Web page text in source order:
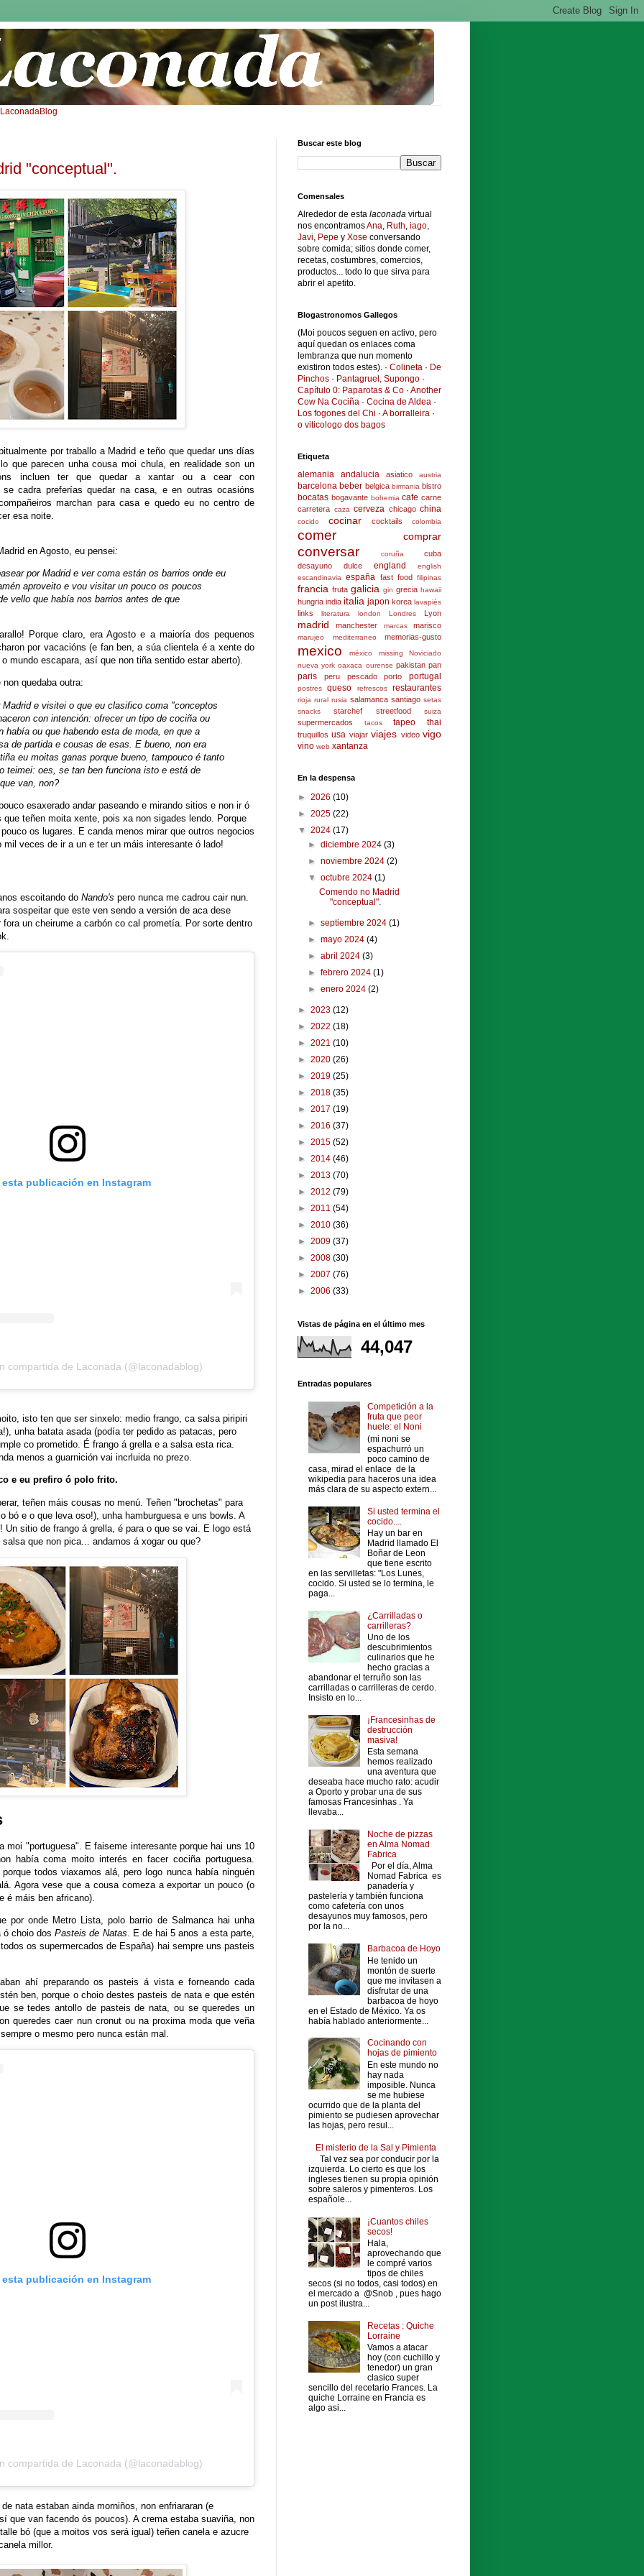
"conceptual".
por traballo a Madrid e teño que quedar uns días
que parecen unha cousa moi chula, en realidade son un
incluen ter que quedar a xantar ou a cear con
se cadra preferías quedar na casa, e en outras ocasións
marchan para casa e quedo eu no centro de
esa noite.
en Agosto, eu pensei:
por Madrid e ver coma están os barrios onde eu
aproveito e vou visitar un pouco os poucos
vello que había nos barrios antes de que
Porque claro, era Agosto e a maioría dos pequenos
por vacacións (e fan ben, a súa clientela é a xente do
mundo escapara, así que non tiña sentido estar aberto).
quedaba outra:
e visitei o que eu clasifico coma "conceptos
con intención: ofrecer un tipo de cociña ou
había ou que habendo esta de moda, en que a
de partida e cousas de esas. E bueno, non era
eu moitas ganas porque bueno, tampouco é tanto
teimei: oes, se tan ben funciona isto e está de
van, non?
esaxerado andar paseando e mirando sitios e non ir ó
teñen moita xente, pois xa non sigades lendo. Porque
os lugares. E canda menos mirar que outros negocios
mil veces de ir a un e ter un máis interesante ó lado!
escoitando do Nando's pero nunca me cadrou cair nun.
sospeitar que este ven sendo a versión de aca dese
un cheirume a carbón co cal prometía. Por sorte dentro
esta publicación en Instagram
compartida de Laconada (@laconadablog)
isto ten que ser sinxelo: medio frango, ca salsa piripiri
unha batata asada (podía ter pedido as patacas, pero
co prometido. É frango á grella e a salsa esta rica.
menos a guarnición vai incrluida no prezo.
e eu prefiro ó polo frito.
teñen máis cousas no menú. Teñen "brochetas" para
bó e o que leva oso!), unha hamburguesa e uns bowls. A
Un sitio de frango á grella, é para o que se vai. E logo está
que non pica... andamos á xogar ou que?
moi "portuguesa". E faiseme interesante porque hai uns 10
había coma moito interés en facer cociña portuguesa.
todos viaxamos alá, pero logo nunca había ninguén
Agora vese que a cousa comeza a exportar un pouco (o
é máis ben africano).
por onde Metro Lista, polo barrio de Salmanca hai unha
ó choio dosPasteis de Natas. E de hai 5 anos a esta parte,
os supermercados de España) hai sempre uns pasteis
ahí preparando os pasteis á vista e forneando cada
ben, porque o choio destes pasteis de nata e que estén
se tedes antollo de pasteis de nata, ou se queredes un
queredes caer nun cronut ou na proxima moda que veña
o mesmo pero nunca están mal.
esta publicación en Instagram
compartida de Laconada (@laconadablog)
nata estaban ainda morniños, non enfriararan (e
que van facendo ós poucos). A crema estaba suaviña, non
bó (que a moitos vos será igual) teñen canela e azucre
millor.
Buscar este blog
Comensales
Alrededor de esta laconada virtual
nos encontramosAna, Ruth, iago,
Javi, Pepe y Xose conversando
sobre comida; sitios donde comer,
recetas, costumbres, comercios,
productos... todo lo que sirva para
abrir el apetito.
Blogastronomos Gallegos
(Moi poucos seguen en activo, pero
aquí quedan os enlaces coma
lembranza que nun momento
existiron todos estes). · Colineta · De
Pinchos · Pantagruel, Supongo ·
Capítulo 0: Paparotas & Co · Another
Cow Na Cociña · Cocina de Aldea ·
Los fogones del Chi · A borralleira ·
o viticologo dos bagos
Etiqueta
alemania andalucia asiatico austria
barcelona beber belgica birmania bistro
bocatas bogavante bohemia cafe carne
carretera caza cerveza chicago china
cocido cocinar cocktails colombia
comer comprar
conversar coruña
cuba
desayuno
dulce england
english
escandinavia
españa fast food filipinas
francia fruta galicia gin grecia hawaii
hungria india italia japon korea lavapiés
links literatura london Londres Lyon
madrid manchester marcas marisco
marujeo mediterraneo memorias-gusto
mexico méxico missing
Noviciado
nueva york oaxaca ourense pakistan pan
paris peru pescado porto portugal
postres queso refrescos restaurantes
rioja rural rusia salamanca santiago setas
snacks
starchef streetfood suiza
supermercados tacos tapeo thai
truquillos usa viajar viajes video vigo
vino web xantanza
En la despensa
► 2026 (10)
► 2025 (22)
▼ 2024 (17)
►diciembre 2024(3)
►noviembre 2024(2)
▼octubre 2024(1)
Comendo no Madrid
"conceptual".
►septiembre 2024(1)
►mayo 2024(4)
►abril 2024(3)
►febrero 2024(1)
►enero 2024(2)
► 2023 (12)
► 2022 (18)
► 2021 (10)
► 2020 (26)
► 2019 (25)
► 2018 (35)
► 2017 (19)
► 2016 (37)
► 2015 (52)
► 2014 (46)
► 2013 (70)
► 2012 (79)
► 2011 (54)
► 2010 (36)
► 2009 (37)
► 2008 (30)
► 2007 (76)
► 2006 (33)
Vistas de página en el último mes
44,047
Entradas populares
Competición a la
fruta que peor
huele: el Noni
(mi noni se
espachurró un
poco camino de
casa, mirad el enlace de la
wikipedia para haceros una idea
más clara de su aspecto extern...
Si usted termina el
cocido....
Hay un bar en
Madrid llamado El
Boñar de Leon
que tiene escrito
en las servilletas: "Los Lunes,
cocido. Si usted se lo termina, le
paga...
¿Carrilladas o
carrilleras?
Uno de los
descubrimientos
culinarios que he
hecho gracias a
abandonar el terruño son las
carrilladas o carrilleras de cerdo.
Insisto en lo...
¡Francesinhas de
destrucción
masiva!
Esta semana
hemos realizado
una aventura que
deseaba hace mucho rato: acudir
a Oporto y probar una de sus
famosas Francesinhas . Ya
llevaba...
Noche de pizzas
en Alma Nomad
Fabrica
Por el día, Alma
Nomad Fabrica es
panadería y
pastelería y también funciona
como cafetería con unos
desayunos muy famosos, pero
por la no...
Barbacoa de Hoyo
He tenido un
montón de suerte
que me invitasen a
disfrutar de una
barbacoa de hoyo
en el Estado de México. Ya os
había hablado anteriormente...
Cocinando con
hojas de pimiento
En este mundo no
hay nada
imposible. Nunca
se me hubiese
ocurrido que de la planta del
pimiento se pudiesen aprovechar
las hojas, pero resul...
El misterio de la Sal y Pimienta
Tal vez sea por conducir por la
izquierda. Lo cierto es que los
ingleses tienen su propia opinión
sobre saleros y pimenteros. Los
españole...
¡Cuantos chiles
secos!
Hala,
aprovechando que
le compré varios
tipos de chiles
secos (si no todos, casi todos) en
el mercado a @Snob , pues hago
un post ilustra...
Recetas : Quiche
Lorraine
Vamos a atacar
hoy (con cuchillo y
tenedor) un gran
clasico super
sencillo del recetario Frances. La
quiche Lorraine en Francia es
algo asi...